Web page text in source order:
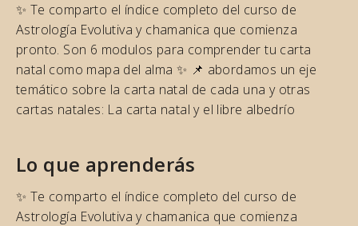
✨ Te comparto el índice completo del curso de
Astrología Evolutiva y chamanica que comienza
pronto. Son 6 modulos para comprender tu carta
natal como mapa del alma ✨ 📌 abordamos un eje
temático sobre la carta natal de cada una y otras
cartas natales: La carta natal y el libre albedrío
Lo que aprenderás
✨ Te comparto el índice completo del curso de
Astrología Evolutiva y chamanica que comienza